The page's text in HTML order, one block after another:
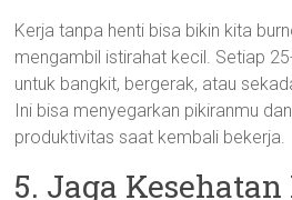
Kerja tanpa henti bisa bikin kita
mengambil istirahat kecil. Setiap
untuk bangkit, bergerak, atau
Ini bisa menyegarkan pikiranmu
produktivitas saat kembali bekerja.
5. Jaga